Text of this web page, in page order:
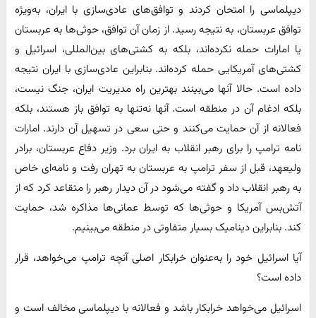
دیپلماسی را امتحان کردند و توافق‌های عادی‌سازی با ایران، به‌ویژه
توافق عربستان، به نتیجه رسید. از زمان آن توافق، حوثی‌ها به عربستان
یا امارات حمله نکرده‌اند، بلکه به کشتی‌های بین‌المللی، اسرائیل و
کشتی‌های آمریکایی حمله کرده‌اند. بنابراین عادی‌سازی با ایران نتیجه
داده است. حالا آنها می‌بینند بهترین راه مدیریت ایران، جنگ نیست،
بلکه ادغام آن در منطقه است. آنها نه‌تنها به توافق باز هستند، بلکه
فعالانه از آن حمایت می‌کنند و حتی سعی در تسهیل آن دارند. امارات
نامه ترامپ را برای رهبر انقلاب به ایران برد. وزیر دفاع عربستان، برادر
ولیعهد، قبل از سفر ترامپ به عربستان به تهران رفت و نامه‌ای خاص
به رهبر انقلاب داد و گفته می‌شود در آن دیدار رهبر را متقاعد کرد که از
آتش‌بس آمریکا و حوثی‌ها که توسط عمانی‌ها مذاکره شد، حمایت
کند. بنابراین دینامیک بسیار متفاوتی در منطقه می‌بینیم.
آیا اسرائیل خود را به‌عنوان خرابکار اصلی آنچه ترامپ می‌خواهد، قرار
داده است؟
اسرائیل می‌خواهد خرابکار باشد و فعالانه با دیپلماسی مخالف است و